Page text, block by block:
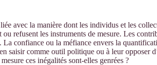
avec la manière dont les individus et les
refusent les instruments de mesure. Les
La confiance ou la méfiance envers la
saisir comme outil politique ou à leur opposer
ces inégalités sont-elles genrées ?